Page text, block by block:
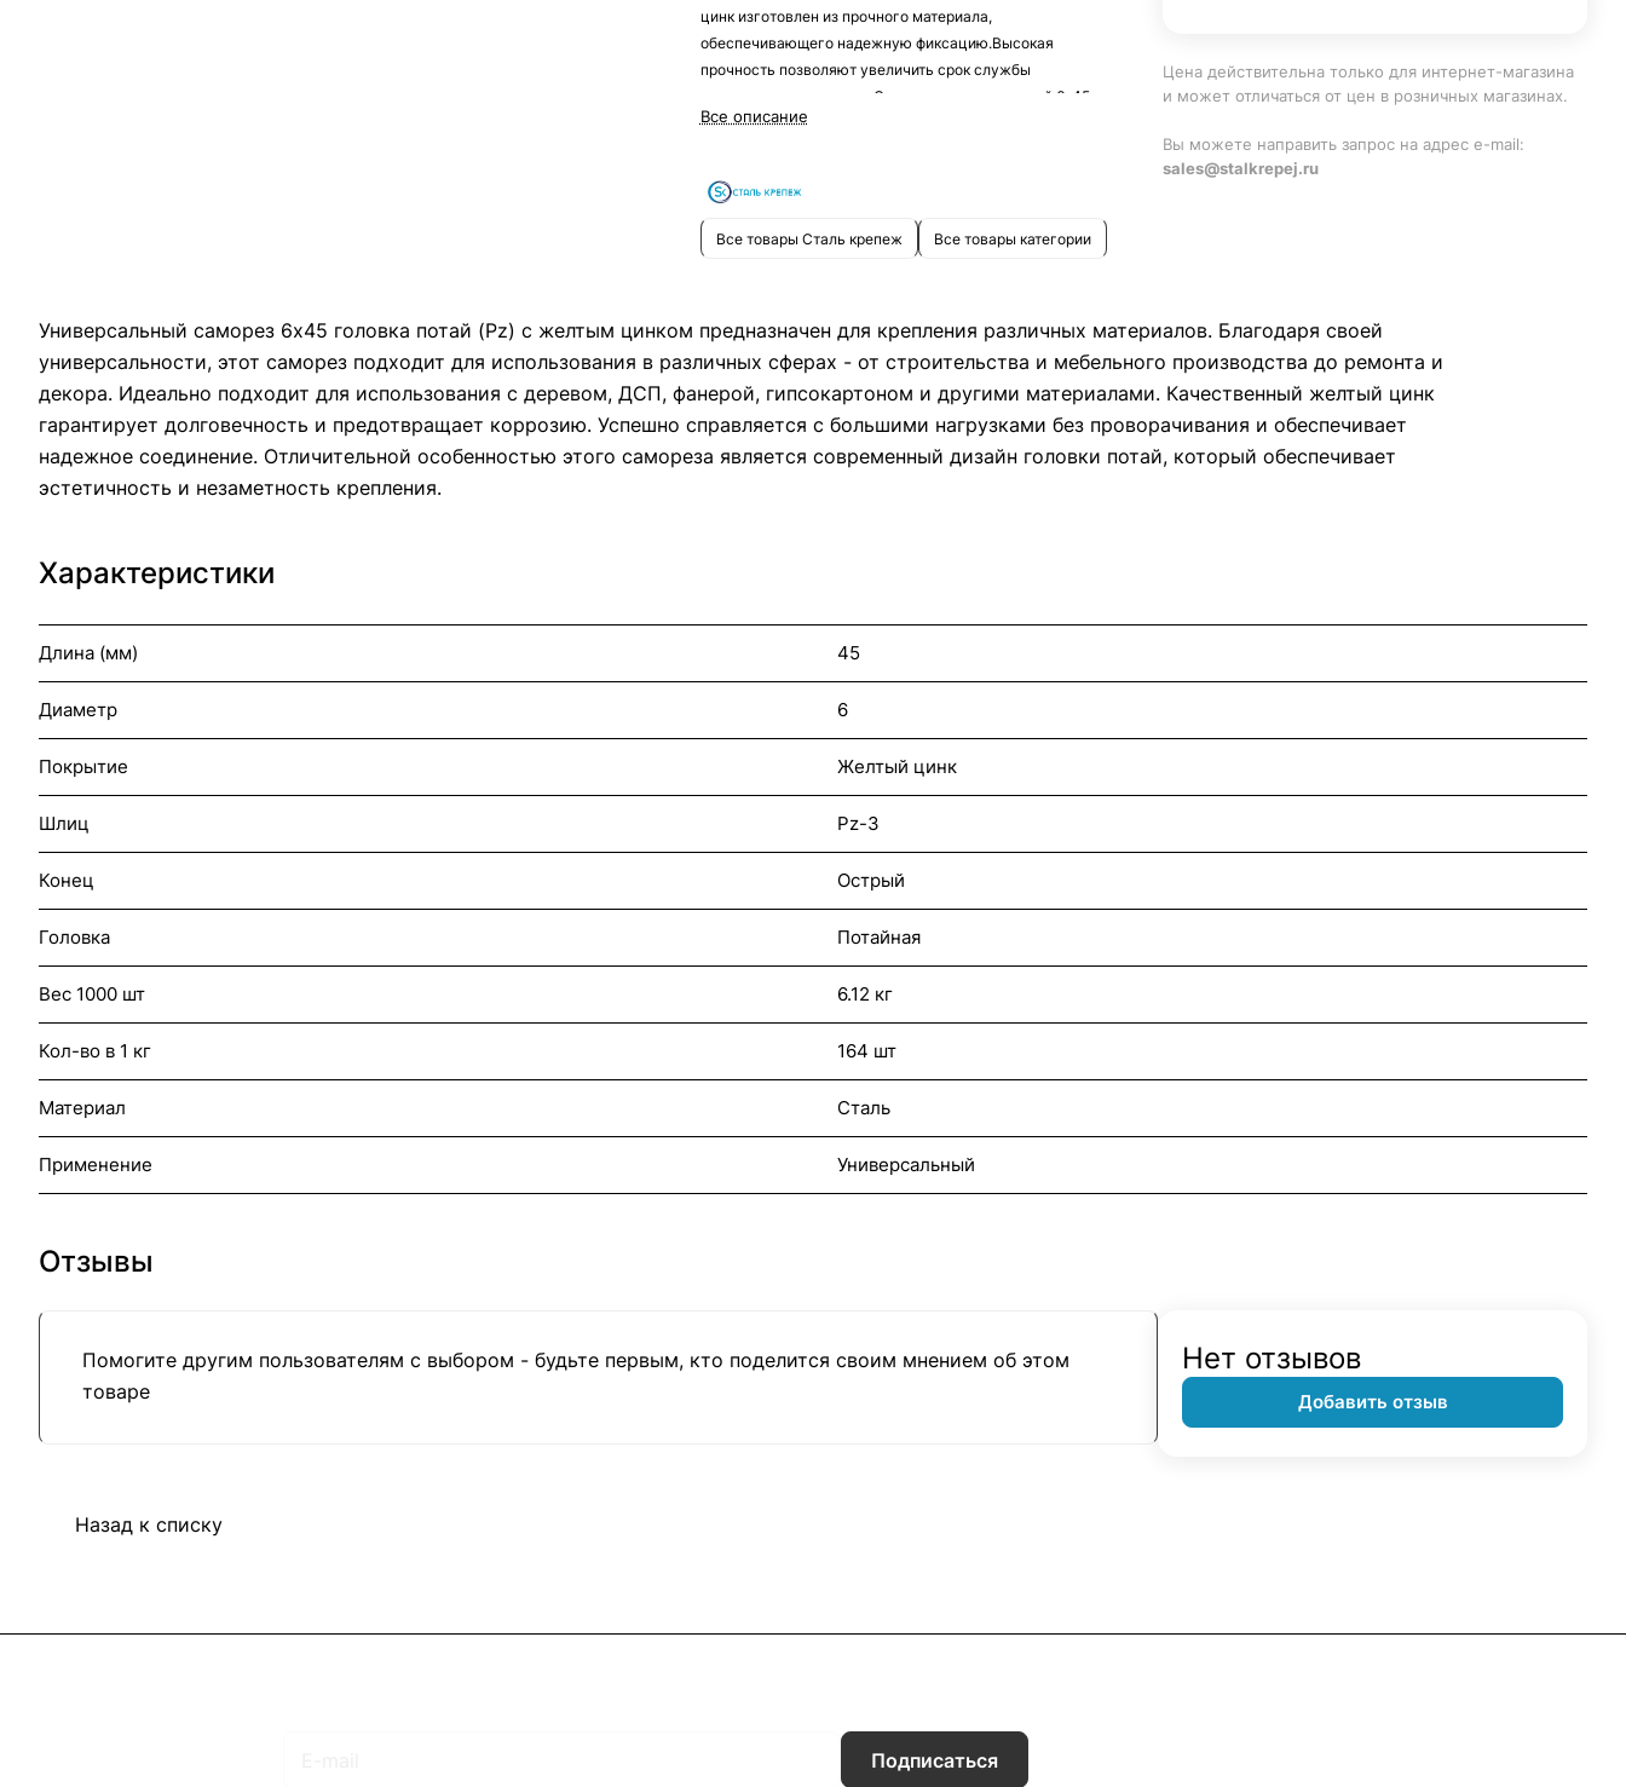
цинк изготовлен из прочного материала,
обеспечивающего надежную фиксацию.Высокая
прочность позволяют увеличить срок службы
конструкции, в котором Саморез универсальный 6х45
головка потай (Pz), желтый цинк служит креплением.
небольшой размер – благодаря этому он будет
практически незаметен, что позволит сделать любой
дизайн как в помещении, так и на улице.
Все описание
Все товары Сталь крепеж Все товары категории
Цена действительна только для интернет-магазина
и может отличаться от цен в розничных магазинах.
Вы можете направить запрос на адрес e-mail:
sales@stalkrepej.ru
Универсальный саморез 6х45 головка потай (Pz) с желтым цинком предназначен для крепления различных материалов. Благодаря своей
универсальности, этот саморез подходит для использования в различных сферах - от строительства и мебельного производства до ремонта и
декора. Идеально подходит для использования с деревом, ДСП, фанерой, гипсокартоном и другими материалами. Качественный желтый цинк
гарантирует долговечность и предотвращает коррозию. Успешно справляется с большими нагрузками без проворачивания и обеспечивает
надежное соединение. Отличительной особенностью этого самореза является современный дизайн головки потай, который обеспечивает
эстетичность и незаметность крепления.
Характеристики
Длина (мм) 45
Диаметр 6
Покрытие Желтый цинк
Шлиц Pz-3
Конец Острый
Головка Потайная
Вес 1000 шт 6.12 кг
Кол-во в 1 кг 164 шт
Материал Сталь
Применение Универсальный
Отзывы
Помогите другим пользователям с выбором - будьте первым, кто поделится своим мнением об этом
товаре
Нет отзывов
Добавить отзыв
Назад к списку
Подписаться